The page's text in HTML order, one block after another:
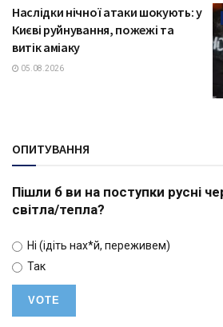
Наслідки нічної атаки шокують: у
Києві руйнування, пожежі та
витік аміаку
05.08.2026
ОПИТУВАННЯ
Пішли б ви на поступки русні
світла/тепла?
Ні (ідіть нах*й, переживем)
Так